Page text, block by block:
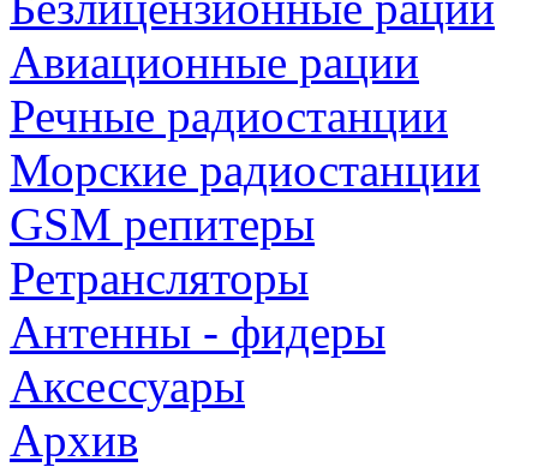
Авиационные рации
Речные радиостанции
Морские радиостанции
GSM репитеры
Ретрансляторы
Антенны - фидеры
Аксессуары
Архив